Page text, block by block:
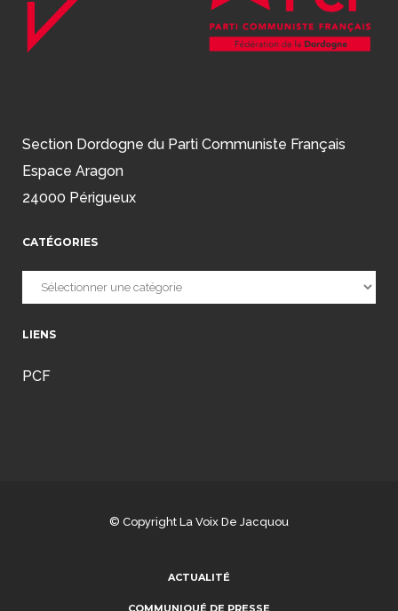
Section Dordogne du Parti Communiste Français
Espace Aragon
24000 Périgueux
CATÉGORIES
Catégories
LIENS
PCF
© Copyright La Voix De Jacquou
ACTUALITÉ
COMMUNIQUÉ DE PRESSE